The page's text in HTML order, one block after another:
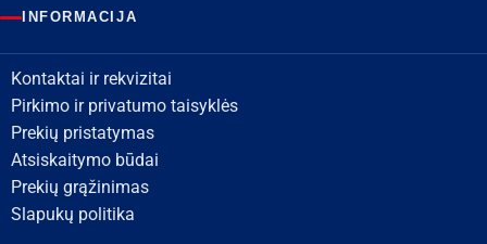
INFORMACIJA
Kontaktai ir rekvizitai
Pirkimo ir privatumo taisyklės
Prekių pristatymas
Atsiskaitymo būdai
Prekių grąžinimas
Slapukų politika